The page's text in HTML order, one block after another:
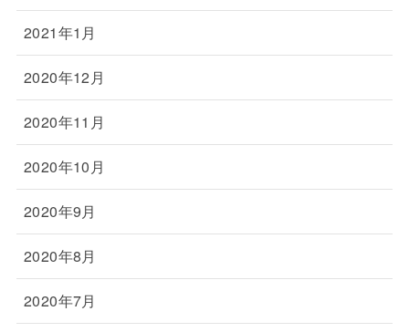
2021年1月
2020年12月
2020年11月
2020年10月
2020年9月
2020年8月
2020年7月